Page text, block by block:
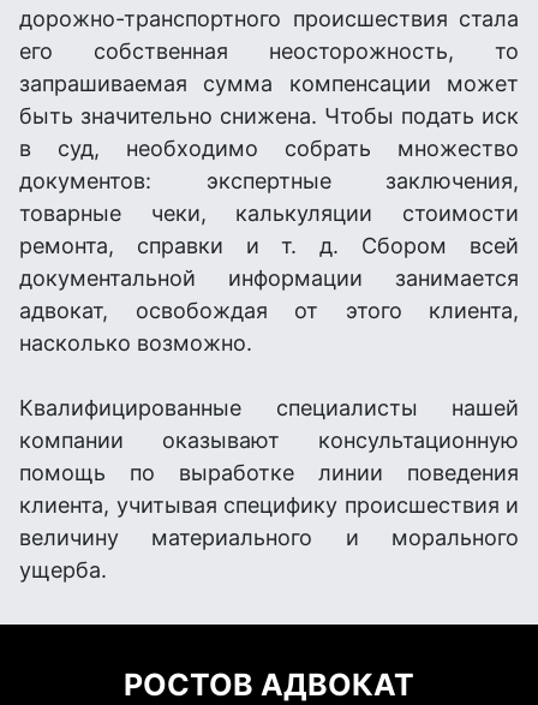
дорожно-транспортного происшествия стала
его собственная неосторожность, то
запрашиваемая сумма компенсации может
быть значительно снижена. Чтобы подать иск
в суд, необходимо собрать множество
документов: экспертные заключения,
товарные чеки, калькуляции стоимости
ремонта, справки и т. д. Сбором всей
документальной информации занимается
адвокат, освобождая от этого клиента,
насколько возможно.
Квалифицированные специалисты нашей
компании оказывают консультационную
помощь по выработке линии поведения
клиента, учитывая специфику происшествия и
величину материального и морального
ущерба.
РОСТОВ АДВОКАТ